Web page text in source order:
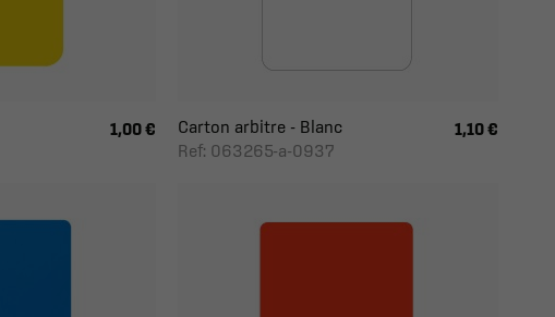
1,00 €
Carton arbitre - Blanc
Ref: 063265-a-0937
1,10 €